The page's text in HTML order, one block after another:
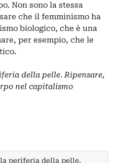
Non sono la stessa
che il femminismo ha
biologico, che è una
per esempio, che le
della pelle. Ripensare,
nel capitalismo
periferia della pelle.